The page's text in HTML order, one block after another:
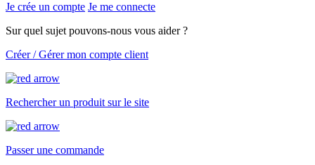
Je crée un compte Je me connecte
Sur quel sujet pouvons-nous vous aider ?
Créer / Gérer mon compte client
Rechercher un produit sur le site
Passer une commande